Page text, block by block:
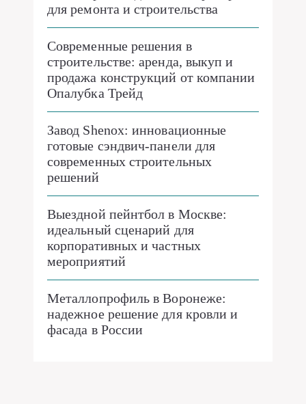
для ремонта и строительства
Современные решения в
строительстве: аренда, выкуп и
продажа конструкций от компании
Опалубка Трейд
Завод Shenox: инновационные
готовые сэндвич-панели для
современных строительных
решений
Выездной пейнтбол в Москве:
идеальный сценарий для
корпоративных и частных
мероприятий
Металлопрофиль в Воронеже:
надежное решение для кровли и
фасада в России